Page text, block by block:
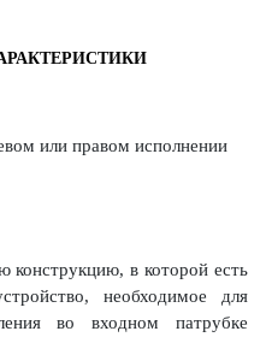
или правом исполнении
в которой есть
необходимое для
во входном патрубке